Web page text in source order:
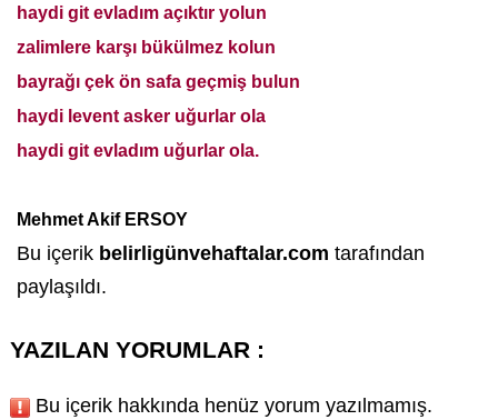
haydi git evladım açıktır yolun
zalimlere karşı bükülmez kolun
bayrağı çek ön safa geçmiş bulun
haydi levent asker uğurlar ola
haydi git evladım uğurlar ola.
Mehmet Akif ERSOY
Bu içerik belirligünvehaftalar.com tarafından
paylaşıldı.
YAZILAN YORUMLAR :
Bu içerik hakkında henüz yorum yazılmamış.